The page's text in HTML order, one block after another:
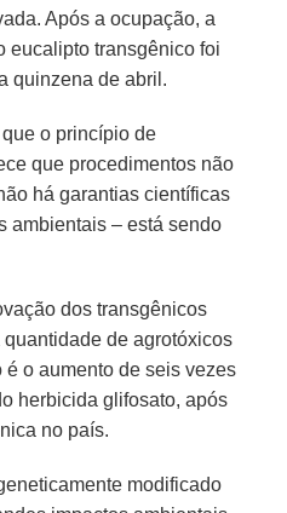
Após a ocupação, a
eucalipto transgênico foi
quinzena de abril.
o princípio de
que procedimentos não
há garantias científicas
ambientais – está sendo
dos transgênicos
de agrotóxicos
o aumento de seis vezes
herbicida glifosato, após
no país.
modificado